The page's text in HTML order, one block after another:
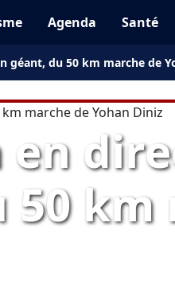
Agenda Santé
géant, du 50 km marche de
km